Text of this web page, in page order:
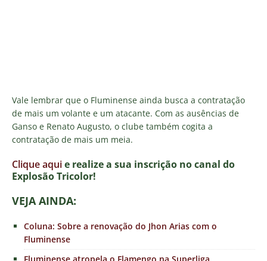
Vale lembrar que o Fluminense ainda busca a contratação
de mais um volante e um atacante. Com as ausências de
Ganso e Renato Augusto, o clube também cogita a
contratação de mais um meia.
Clique aquie realize a sua inscrição no canal do
Explosão Tricolor!
VEJA AINDA:
Coluna: Sobre a renovação do Jhon Arias com o
Fluminense
Fluminense atropela o Flamengo na Superliga